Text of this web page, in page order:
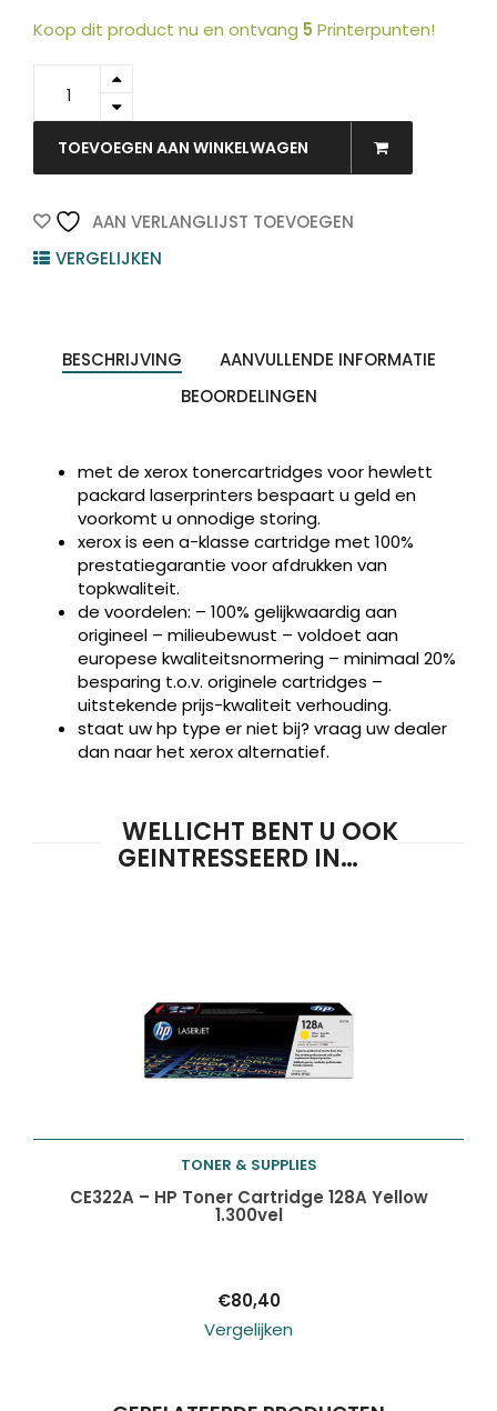
Koop dit product nu en ontvang 5 Printerpunten!
106R02224
Xerox
Toner
Cartridge
Yellow
11.000vel
1st
TOEVOEGEN AAN WINKELWAGEN
AAN VERLANGLIJST TOEVOEGEN
VERGELIJKEN
BESCHRIJVING
AANVULLENDE INFORMATIE
BEOORDELINGEN
met de xerox tonercartridges voor hewlett
packard laserprinters bespaart u geld en
voorkomt u onnodige storing.
xerox is een a-klasse cartridge met 100%
prestatiegarantie voor afdrukken van
topkwaliteit.
de voordelen: – 100% gelijkwaardig aan
origineel – milieubewust – voldoet aan
europese kwaliteitsnormering – minimaal 20%
besparing t.o.v. originele cartridges –
uitstekende prijs-kwaliteit verhouding.
staat uw hp type er niet bij? vraag uw dealer
dan naar het xerox alternatief.
WELLICHT BENT U OOK
GEINTRESSEERD IN…
Toevoegen aan
TONER & SUPPLIES
CE322A – HP Toner Cartridge 128A Yellow
1.300vel
€80,40
Vergelijken
Producten
zoeken ZOEKEN